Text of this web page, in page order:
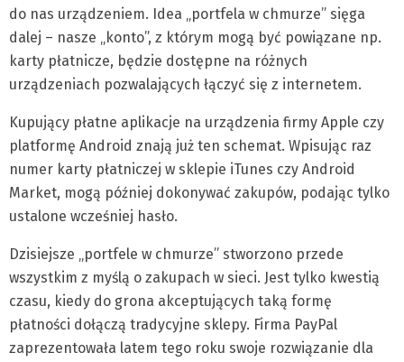
do nas urządzeniem. Idea „portfela w chmurze” sięga
dalej – nasze „konto”, z którym mogą być powiązane np.
karty płatnicze, będzie dostępne na różnych
urządzeniach pozwalających łączyć się z internetem.
Kupujący płatne aplikacje na urządzenia firmy Apple czy
platformę Android znają już ten schemat. Wpisując raz
numer karty płatniczej w sklepie iTunes czy Android
Market, mogą później dokonywać zakupów, podając tylko
ustalone wcześniej hasło.
Dzisiejsze „portfele w chmurze” stworzono przede
wszystkim z myślą o zakupach w sieci. Jest tylko kwestią
czasu, kiedy do grona akceptujących taką formę
płatności dołączą tradycyjne sklepy. Firma PayPal
zaprezentowała latem tego roku swoje rozwiązanie dla